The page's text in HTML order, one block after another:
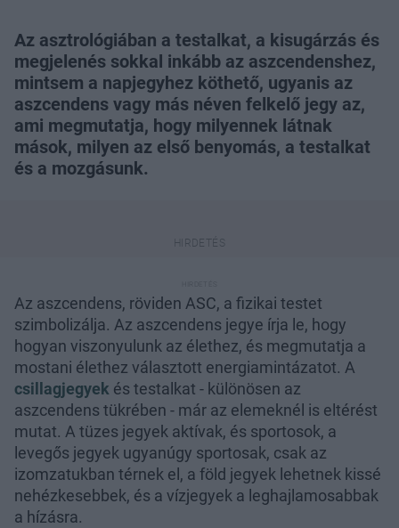
Az asztrológiában a testalkat, a kisugárzás és
megjelenés sokkal inkább az aszcendenshez,
mintsem a napjegyhez köthető, ugyanis az
aszcendens vagy más néven felkelő jegy az,
ami megmutatja, hogy milyennek látnak
mások, milyen az első benyomás, a testalkat
és a mozgásunk.
Az aszcendens, röviden ASC, a fizikai testet
szimbolizálja. Az aszcendens jegye írja le, hogy
hogyan viszonyulunk az élethez, és megmutatja a
mostani élethez választott energiamintázatot. A
csillagjegyek és testalkat - különösen az
aszcendens tükrében - már az elemeknél is eltérést
mutat. A tüzes jegyek aktívak, és sportosok, a
levegős jegyek ugyanúgy sportosak, csak az
izomzatukban térnek el, a föld jegyek lehetnek kissé
nehézkesebbek, és a vízjegyek a leghajlamosabbak
a hízásra.